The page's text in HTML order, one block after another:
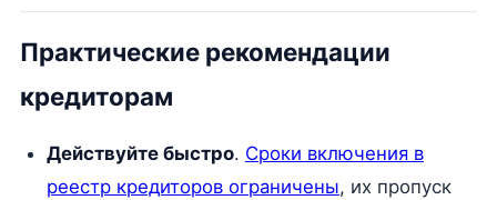
Практические рекомендации
кредиторам
Действуйте быстро. Сроки включения в
реестр кредиторов ограничены, их пропуск